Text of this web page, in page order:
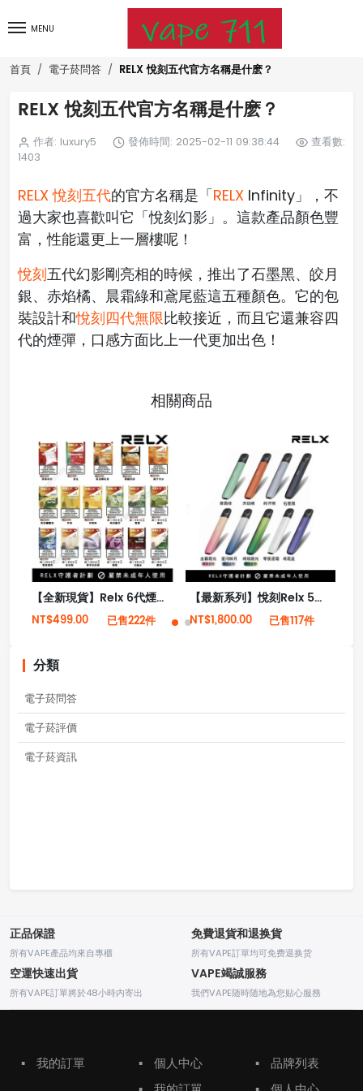
MENU
首頁 電子菸問答 RELX 悅刻五代官方名稱是什麽？
RELX 悅刻五代官方名稱是什麽？
作者: luxury5 發佈時間: 2025-02-11 09:38:44
查看數:
1403
RELX 悅刻五代的官方名稱是「RELX Infinity」，不
過大家也喜歡叫它「悅刻幻影」。這款產品顏色豐
富，性能還更上一層樓呢！
悅刻五代幻影剛亮相的時候，推出了石墨黑、皎月
銀、赤焰橘、晨霜綠和鳶尾藍這五種顏色。它的包
裝設計和悅刻四代無限比較接近，而且它還兼容四
代的煙彈，口感方面比上一代更加出色！
相關商品
【全新現貨】Relx 6代煙彈 悅刻infinity 2限無六代煙彈 (英文版)(煙彈x1)(通用Relx 4, 5代主機)
NT$499.00 已售222件
【最新系列】悅刻Relx 5幻影霧化電子煙單桿 潮汐電量顯示
NT$1,800.00 已售117件
分類
電子菸問答
電子菸評價
電子菸資訊
正品保證
所有VAPE產品均來自專櫃
免費退貨和退换貨
所有VAPE訂單均可免费退换货
空運快速出貨
所有VAPE訂單將於48小時内寄出
VAPE竭誠服務
我們VAPE随時随地為您贴心服務
▪ 我的訂單 ▪
個人中心
▪
品牌列表